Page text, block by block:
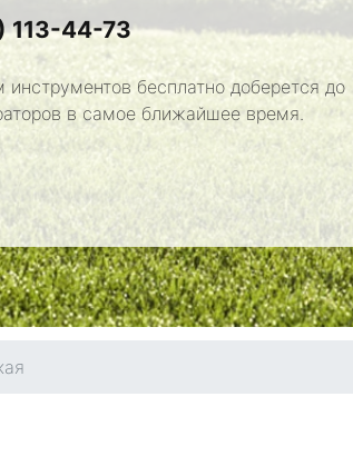
113-44-73
бесплатно доберется до
в самое ближайшее время.